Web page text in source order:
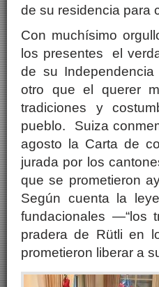
de su residencia para
Con muchísimo
los presentes el
de su
otro que el querer
tradiciones y
pueblo. Suiza
agosto la Carta de
jurada por los
que se prometieron
Según cuenta la
fundacionales —“los
pradera de Rütli en
prometieron liberar a